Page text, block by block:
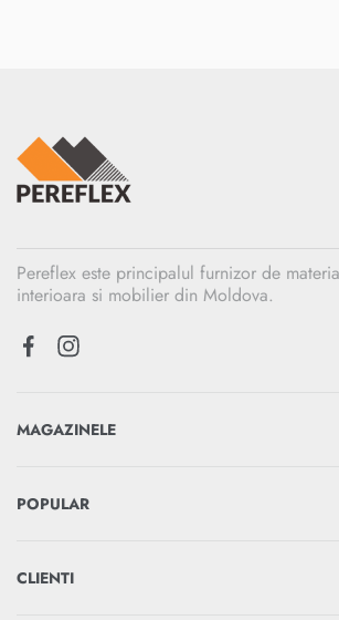
Pereflex este principalul furnizor de
interioara si mobilier din Moldova.
MAGAZINELE
POPULAR
CLIENTI